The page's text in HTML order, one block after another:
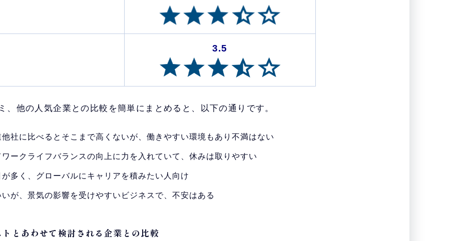
3.5
、他の人気企業との比較を簡単にまとめると、以下の通りです。
社に比べるとそこまで高くないが、働きやすい環境もあり不満はない
ークライフバランスの向上に力を入れていて、休みは取りやすい
多く、グローバルにキャリアを積みたい人向け
が、景気の影響を受けやすいビジネスで、不安はある
とあわせて検討される企業との比較